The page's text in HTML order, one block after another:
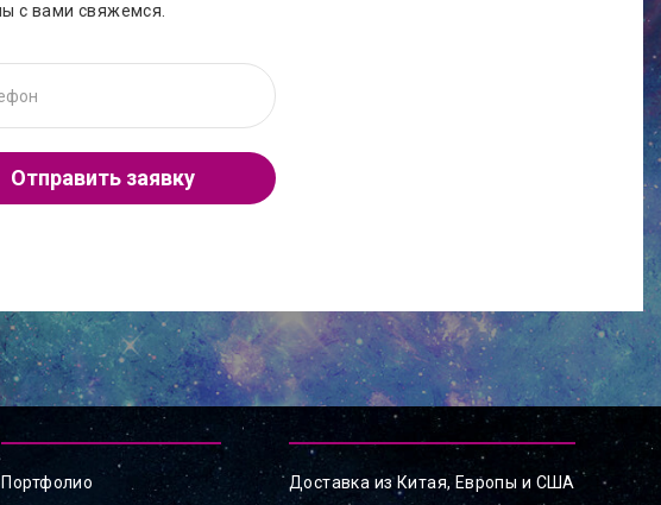
с вами свяжемся.
Отправить заявку
Портфолио Доставка из Китая, Европы и США